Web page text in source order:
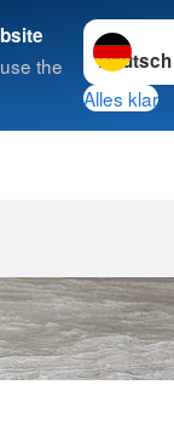
the
Sprache
Alles klar